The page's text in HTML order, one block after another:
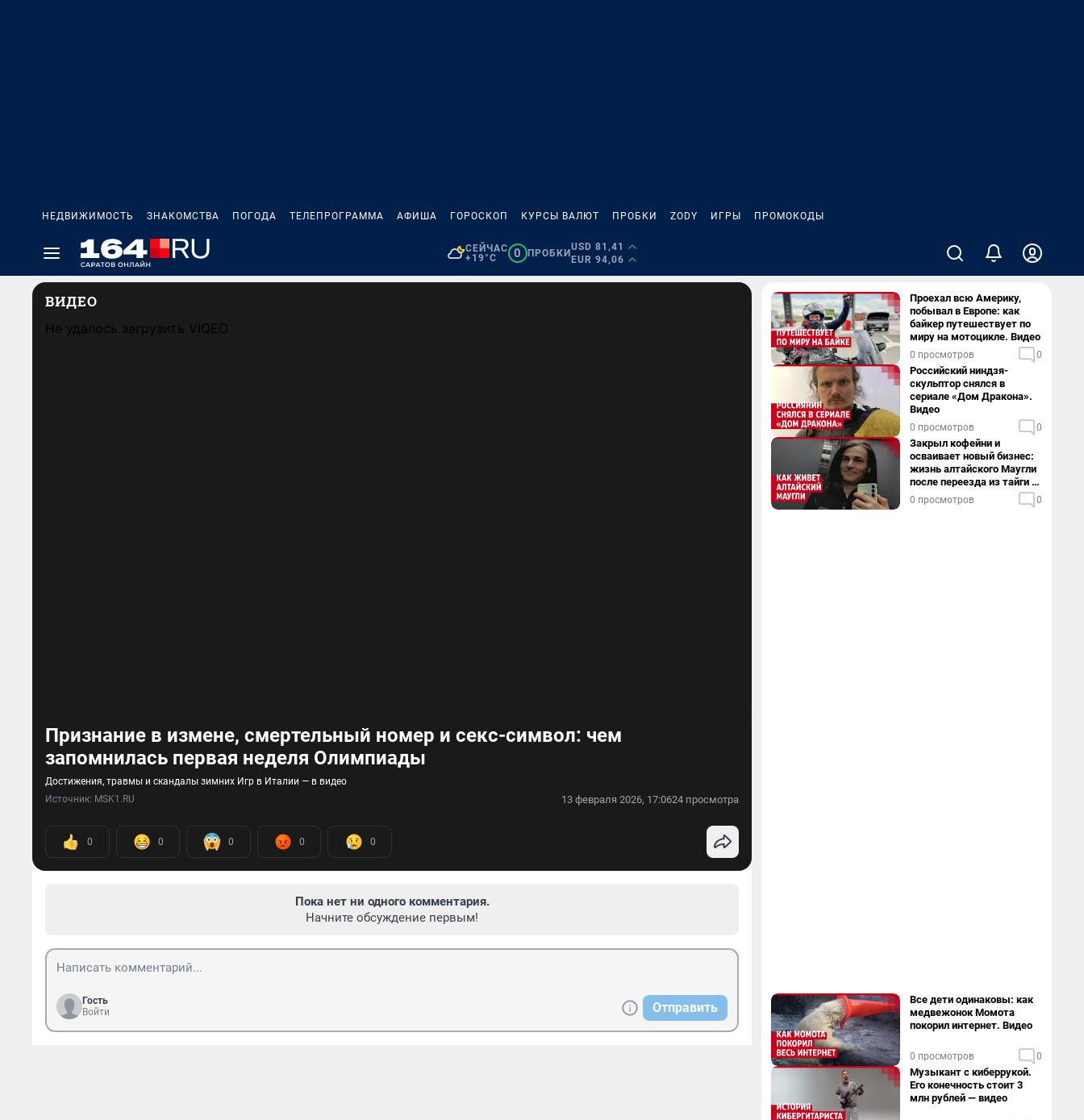
НЕДВИЖИМОСТЬ ЗНАКОМСТВА ПОГОДА ТЕЛЕПРОГРАММА АФИША ГОРОСКОП КУРСЫ ВАЛЮТ ПРОБКИ ZODY ИГРЫ ПРОМОКОДЫ
СЕЙЧАС
+19°C
0 ПРОБКИ
USD 81,41
EUR 94,06
ВИДЕО
Не удалось загрузить VIQEO
Признание в измене, смертельный номер и секс-символ: чем
запомнилась первая неделя Олимпиады
Достижения, травмы и скандалы зимних Игр в Италии — в видео
Источник: MSK1.RU 13 февраля 2026, 17:0624 просмотра
0 0 0 0 0
Пока нет ни одного комментария.
Начните обсуждение первым!
Гость
Войти
Отправить
Проехал всю Америку,
побывал в Европе: как
байкер путешествует по
миру на мотоцикле. Видео
0 просмотров 0
Российский ниндзя-
скульптор снялся в
сериале «Дом Дракона».
Видео
0 просмотров 0
Закрыл кофейни и
осваивает новый бизнес:
жизнь алтайского Маугли
после переезда из тайги в
столицу
0 просмотров 0
Все дети одинаковы: как
медвежонок Момота
покорил интернет. Видео
0 просмотров 0
Музыкант с киберрукой.
Его конечность стоит 3
млн рублей — видео